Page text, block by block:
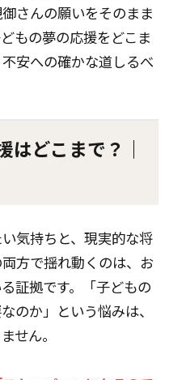
さんの願いをそのまま
もの夢の応援をどこま
安への確かな道しるべ
はどこまで？｜
気持ちと、現実的な将
方で揺れ動くのは、お
証拠です。「子どもの
のか」という悩みは、
せん。